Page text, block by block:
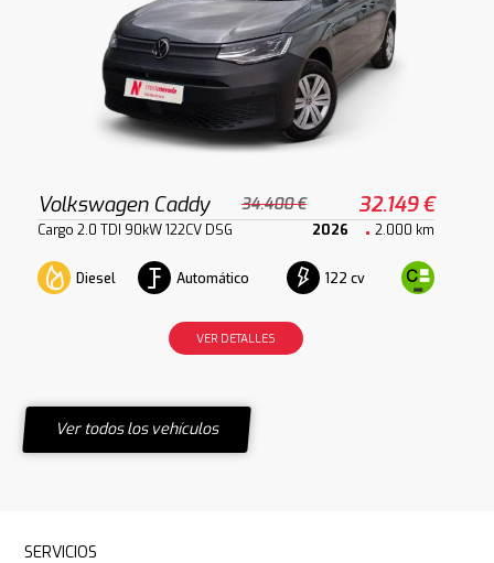
Volkswagen Caddy 34.400 € 32.149 €
Cargo 2.0 TDI 90kW 122CV DSG 2026 2.000 km
Diesel Automático 122 cv
VER DETALLES
Ver todos los vehículos
SERVICIOS